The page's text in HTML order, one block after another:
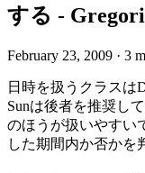
する -
February 23, 2009 · 3
日時を扱うクラスは
Sunは後者を推奨し
のほうが扱いやすい
した期間内か否かを